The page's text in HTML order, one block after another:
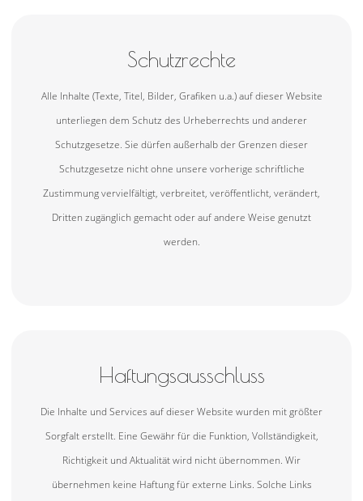
Schutzrechte
Alle Inhalte (Texte, Titel, Bilder, Grafiken u.a.) auf dieser Website
unterliegen dem Schutz des Urheberrechts und anderer
Schutzgesetze. Sie dürfen außerhalb der Grenzen dieser
Schutzgesetze nicht ohne unsere vorherige schriftliche
Zustimmung vervielfältigt, verbreitet, veröffentlicht, verändert,
Dritten zugänglich gemacht oder auf andere Weise genutzt
werden.
Haftungsausschluss
Die Inhalte und Services auf dieser Website wurden mit größter
Sorgfalt erstellt. Eine Gewähr für die Funktion, Vollständigkeit,
Richtigkeit und Aktualität wird nicht übernommen. Wir
übernehmen keine Haftung für externe Links. Solche Links